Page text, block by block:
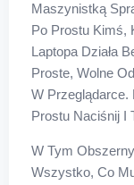
Maszynistką
Po Prostu Kimś,
Laptopa Działa
Proste, Wolne
W Przeglądarce.
Prostu Naciśnij I
W Tym
Wszystko, Co